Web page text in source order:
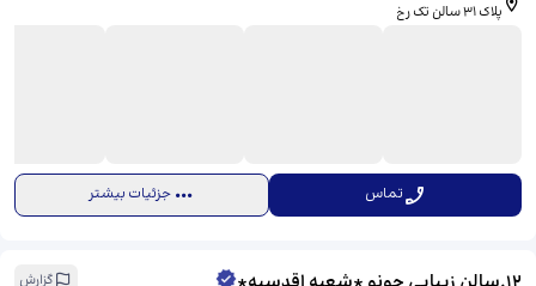
پلاک ۳۱ سالن تک رخ
تماس جزئیات بیشتر
گزارش